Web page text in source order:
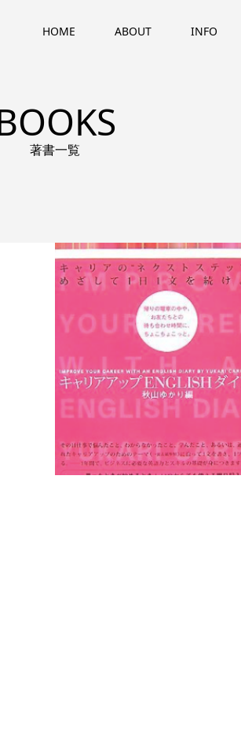
HOME ABOUT INFO
著書一覧